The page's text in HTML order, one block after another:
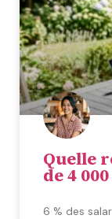
Quelle
de 4
6 % des